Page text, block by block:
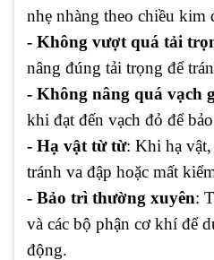
nhẹ nhàng theo chiều kim
- Không vượt quá tải
nâng đúng tải trọng để
- Không nâng quá vạch
khi đạt đến vạch đỏ để
- Hạ vật từ từ: Khi hạ
tránh va đập hoặc mất
- Bảo trì thường xuyên:
và các bộ phận cơ khí để
động.